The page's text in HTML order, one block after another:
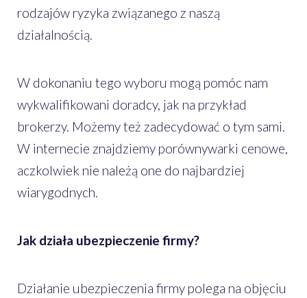
rodzajów ryzyka związanego z naszą
działalnością.
W dokonaniu tego wyboru mogą pomóc nam
wykwalifikowani doradcy, jak na przykład
brokerzy. Możemy też zadecydować o tym sami.
W internecie znajdziemy porównywarki cenowe,
aczkolwiek nie należą one do najbardziej
wiarygodnych.
Jak działa ubezpieczenie firmy?
Działanie ubezpieczenia firmy polega na objęciu